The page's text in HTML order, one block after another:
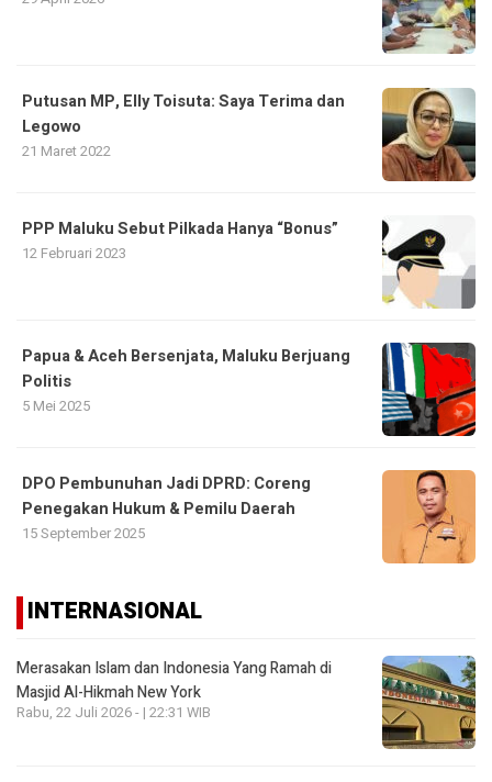
Putusan MP, Elly Toisuta: Saya Terima dan
Legowo
21 Maret 2022
PPP Maluku Sebut Pilkada Hanya “Bonus”
12 Februari 2023
Papua & Aceh Bersenjata, Maluku Berjuang
Politis
5 Mei 2025
DPO Pembunuhan Jadi DPRD: Coreng
Penegakan Hukum & Pemilu Daerah
15 September 2025
INTERNASIONAL
Merasakan Islam dan Indonesia Yang Ramah di
Masjid Al-Hikmah New York
Rabu, 22 Juli 2026 - | 22:31 WIB